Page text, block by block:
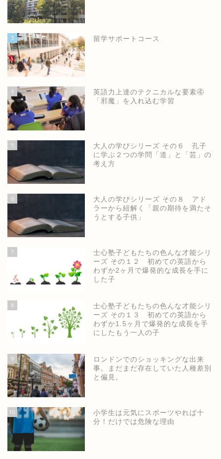
3 留学サポートコース
4
英語力上達のテクニカルな要素④
「邪魔」を入れ込む学習
5
大人の学びシリーズ その６ 孔子
に学ぶ２つの学問「道」と「芸」の
考え方
6
大人の学びシリーズ その８ アド
ラーから紐解く「親の期待を満たそ
うとする子供」
7
士心塾子どもたちの色んな才能シリ
ーズ その１２ 初めての英語から
わずか2ヶ月で爆発的な成長を手に
した子
8
士心塾子どもたちの色んな才能シリ
ーズ その１３ 初めての英語から
わずか1.5ヶ月で爆発的な成長を手
にしたもう一人の子
9
ロンドンでのショッキングな出来
事。まだまだ存在していた人種差別
と偏見。
10
小学生は元気にスポーツやれば十
分！だけでは危険な理由